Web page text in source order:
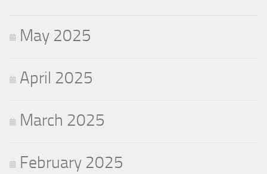
May 2025
April 2025
March 2025
February 2025